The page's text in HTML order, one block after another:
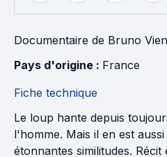
Documentaire de Bruno
Pays d'origine : France
Fiche technique
Le loup hante depuis
l'homme. Mais il en est
étonnantes similitudes.